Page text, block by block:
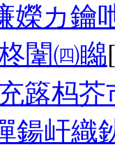
嬫カ
闈㈣矊
簬杩
鍚屽織